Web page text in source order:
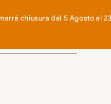
chiusura dal 5 Agosto al